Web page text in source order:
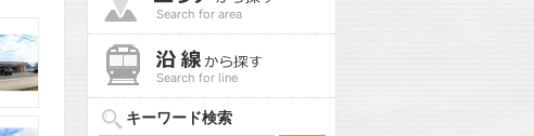
Search for area
Search for line
キーワード検索